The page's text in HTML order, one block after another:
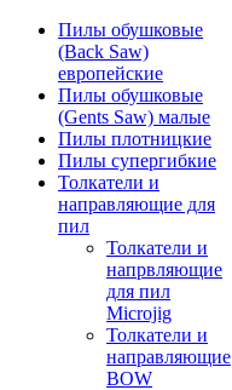
Пилы обушковые
(Back Saw)
европейские
Пилы обушковые
(Gents Saw) малые
Пилы плотницкие
Пилы супергибкие
Толкатели и
направляющие для
пил
Толкатели и
напрвляющие
для пил
Microjig
Толкатели и
направляющие
BOW